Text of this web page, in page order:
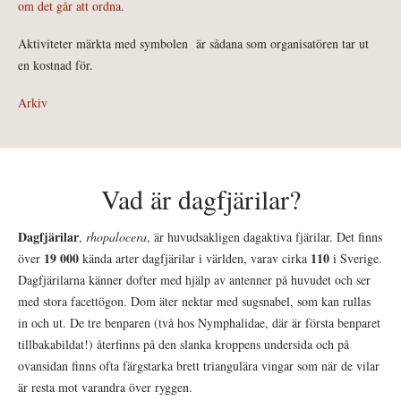
om det går att ordna.
Aktiviteter märkta med symbolen är sådana som organisatören tar ut
en kostnad för.
Arkiv
Vad är dagfjärilar?
Dagfjärilar, rhopalocera, är huvudsakligen dagaktiva fjärilar. Det finns
över 19 000 kända arter dagfjärilar i världen, varav cirka 110 i Sverige.
Dagfjärilarna känner dofter med hjälp av antenner på huvudet och ser
med stora facettögon. Dom äter nektar med sugsnabel, som kan rullas
in och ut. De tre benparen (två hos Nymphalidae, där är första benparet
tillbakabildat!) återfinns på den slanka kroppens undersida och på
ovansidan finns ofta färgstarka brett triangulära vingar som när de vilar
är resta mot varandra över ryggen.